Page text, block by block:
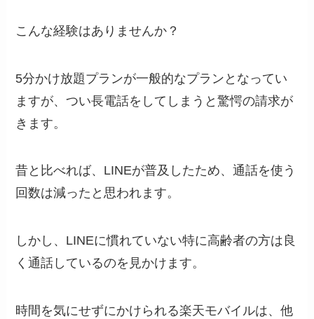
こんな経験はありませんか？
5分かけ放題プランが一般的なプランとなってい
ますが、つい長電話をしてしまうと驚愕の請求が
きます。
昔と比べれば、LINEが普及したため、通話を使う
回数は減ったと思われます。
しかし、LINEに慣れていない特に高齢者の方は良
く通話しているのを見かけます。
時間を気にせずにかけられる楽天モバイルは、他